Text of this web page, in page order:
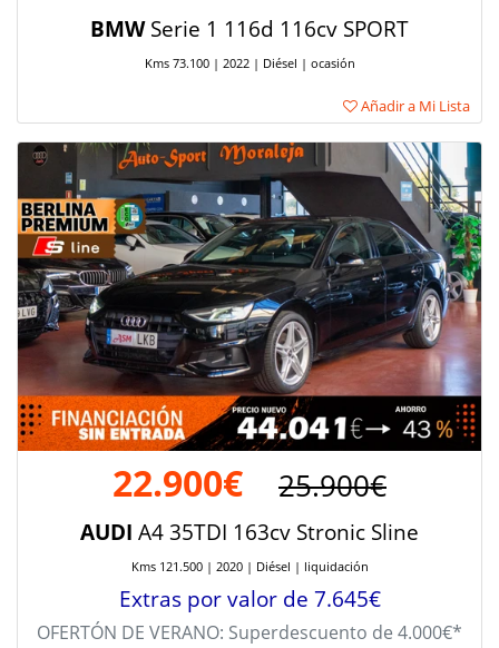
BMWSerie 1 116d 116cv SPORT
Kms 73.100 | 2022 | Diésel | ocasión
Añadir a Mi Lista
22.900€ 25.900€
AUDI A4 35TDI 163cv Stronic Sline
Kms 121.500 | 2020 | Diésel | liquidación
Extras por valor de 7.645€
OFERTÓN DE VERANO: Superdescuento de 4.000€*